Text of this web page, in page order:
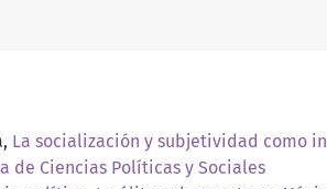
La socialización y subjetividad como
de Ciencias Políticas y Sociales